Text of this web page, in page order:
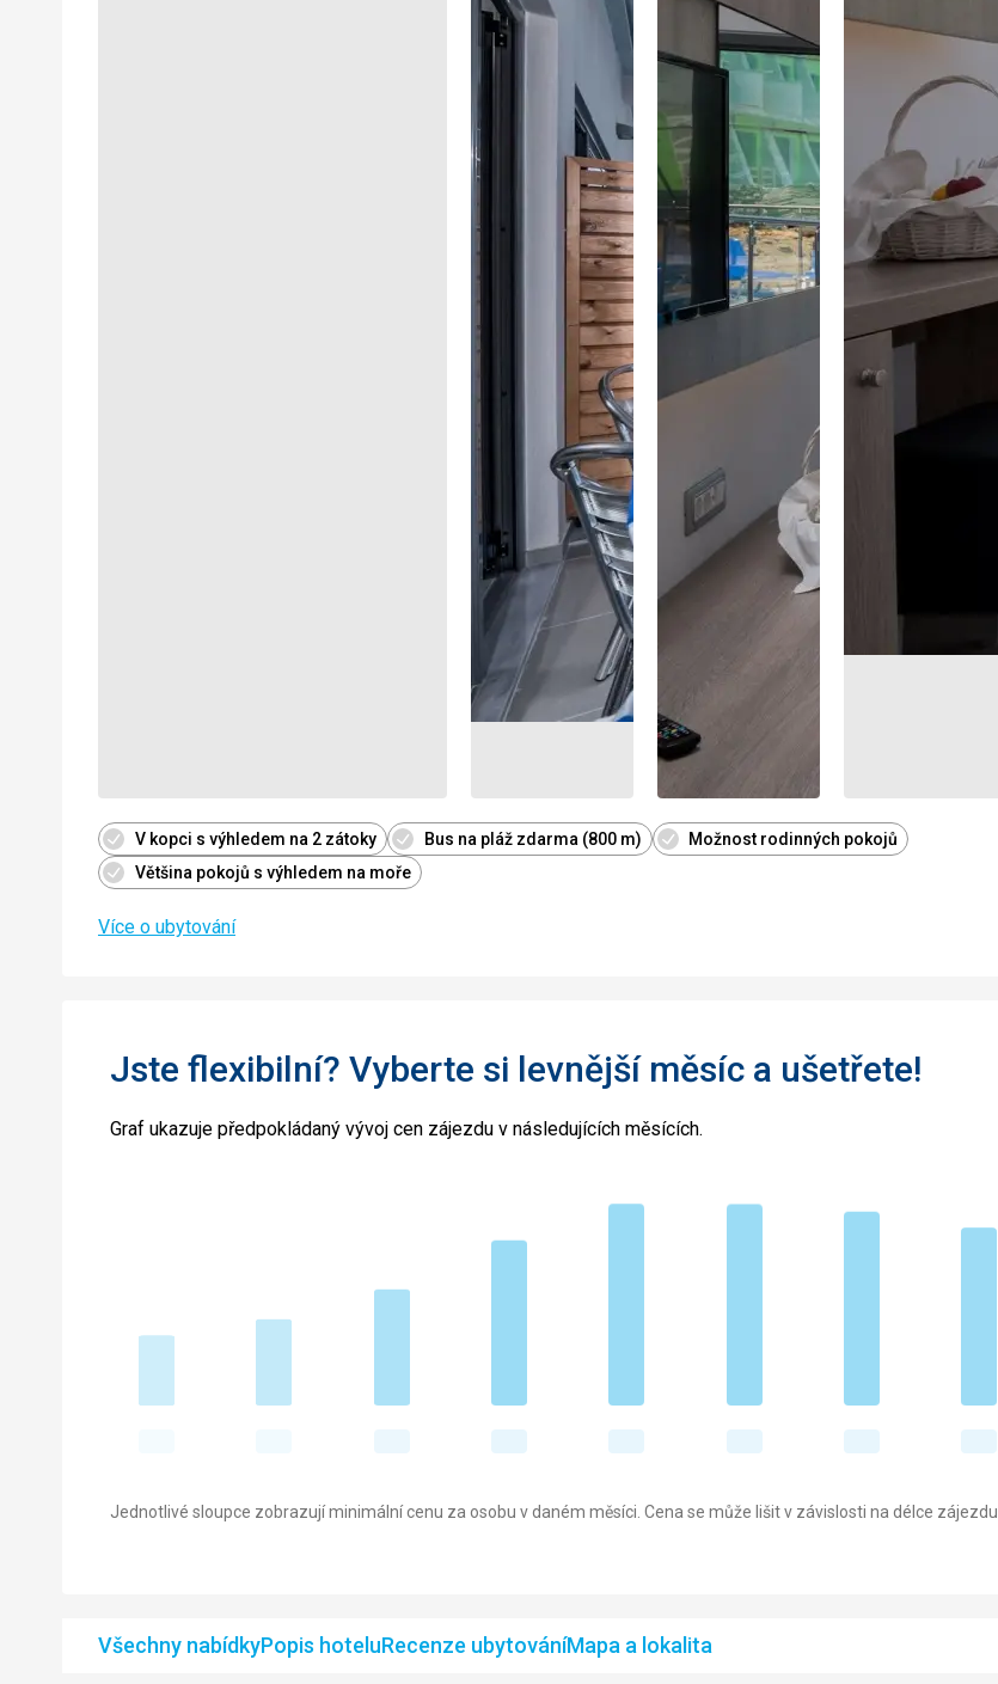
V kopci s výhledem na 2 zátoky Bus na pláž zdarma (800 m)
Možnost rodinných pokojů
Většina pokojů s výhledem na moře
Více o ubytování
Jste flexibilní? Vyberte si levnější měsíc a ušetřete!
Graf ukazuje předpokládaný vývoj cen zájezdu v následujících měsících.
Jednotlivé sloupce zobrazují minimální cenu za osobu v daném měsíci. Cena se může lišit v závislosti na délce zájezdu.
Všechny nabídkyPopis hoteluRecenze ubytováníMapa a lokalita